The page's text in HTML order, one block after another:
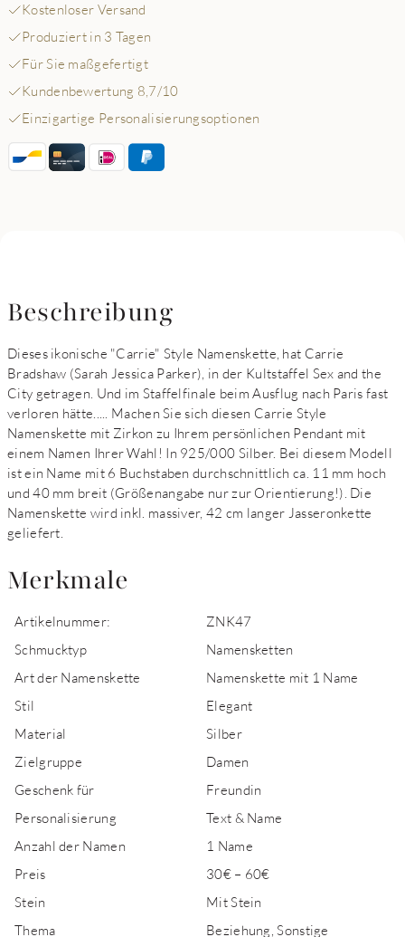
Kostenloser Versand
Produziert in 3 Tagen
Für Sie maßgefertigt
Kundenbewertung 8,7/10
Einzigartige Personalisierungsoptionen
Beschreibung
Dieses ikonische "Carrie" Style Namenskette, hat Carrie
Bradshaw (Sarah Jessica Parker), in der Kultstaffel Sex and the
City getragen. Und im Staffelfinale beim Ausflug nach Paris fast
verloren hätte..... Machen Sie sich diesen Carrie Style
Namenskette mit Zirkon zu Ihrem persönlichen Pendant mit
einem Namen Ihrer Wahl! In 925/000 Silber. Bei diesem Modell
ist ein Name mit 6 Buchstaben durchschnittlich ca. 11 mm hoch
und 40 mm breit (Größenangabe nur zur Orientierung!). Die
Namenskette wird inkl. massiver, 42 cm langer Jasseronkette
geliefert.
Merkmale
Artikelnummer:
ZNK47
Schmucktyp
Namensketten
Art der Namenskette
Namenskette mit 1 Name
Stil
Elegant
Material
Silber
Zielgruppe
Damen
Geschenk für
Freundin
Personalisierung
Text & Name
Anzahl der Namen
1 Name
Preis
30€ – 60€
Stein
Mit Stein
Thema
Beziehung, Sonstige